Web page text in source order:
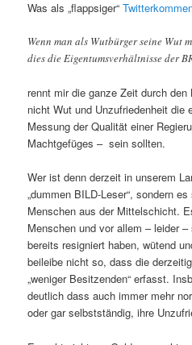
Was als „flappsiger“
Wenn man als Wutbürger seine Wut
dies die Eigentumsverhältnisse der
rennt mir die ganze Zeit durch
nicht Wut und Unzufriedenheit die
Messung der Qualität einer
Machtgefüges – sein sollten.
Wer ist denn derzeit in unserem
„dummen BILD-Leser“, sondern
Menschen aus der Mittelschicht.
Menschen und vor allem – leider
bereits resigniert haben, wütend
beileibe nicht so, dass die
„weniger Besitzenden“ erfasst.
deutlich dass auch immer mehr
oder gar selbstständig, ihre